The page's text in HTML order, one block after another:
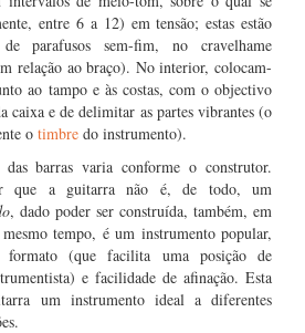
entre 6 a 12) em tensão; estas estão
parafusos sem-fim, no cravelhame
relação ao braço). No interior, colocam-
ao tampo e às costas, com o objectivo
caixa e de delimitar as partes vibrantes (o
o timbre do instrumento).
barras varia conforme o construtor.
que a guitarra não é, de todo, um
, dado poder ser construída, também, em
tempo, é um instrumento popular,
formato (que facilita uma posição de
e facilidade de afinação. Esta
um instrumento ideal a diferentes